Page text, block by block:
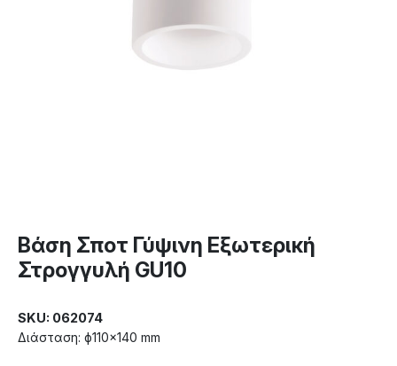
Βάση Σποτ Γύψινη Εξωτερική
Στρογγυλή GU10
SKU: 062074
Διάσταση: ф110×140 mm